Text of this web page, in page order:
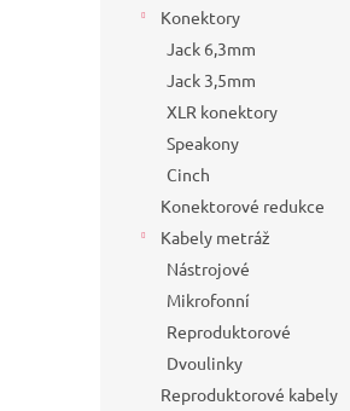
Konektory
Jack 6,3mm
Jack 3,5mm
XLR konektory
Speakony
Cinch
Konektorové redukce
Kabely metráž
Nástrojové
Mikrofonní
Reproduktorové
Dvoulinky
Reproduktorové kabely